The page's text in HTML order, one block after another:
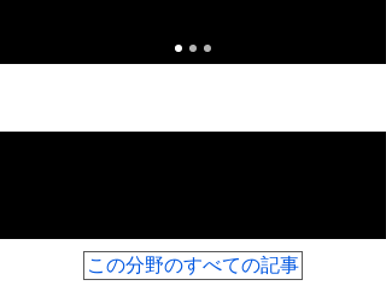
この分野のすべての記事